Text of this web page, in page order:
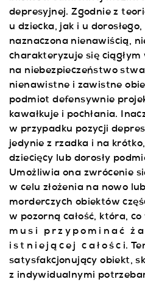
depresyjnej. Zgodnie z
u dziecka, jak i u
naznaczona nienawiścią,
charakteryzuje się ciągłym
na niebezpieczeństwo
nienawistne i zawistne
podmiot defensywnie
kawałkuje i pochłania.
w przypadku pozycji
jedynie z rzadka i na
dziecięcy lub dorosły
Umożliwia ona zwrócenie
w celu złożenia na nowo
morderczych obiektów
w pozorną całość, która,
musi przypominać
istniejącej całośc i.
satysfakcjonujący obiekt,
z indywidualnymi